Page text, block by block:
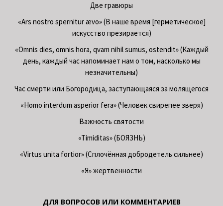
Две гравюры
«Ars nostro spernitur ævo» (В наше время [герметическое]
искусство презирается)
«Omnis dies, omnis hora, qvam nihil sumus, ostendit» (Каждый
день, каждый час напоминает нам о том, насколько мы
незначительны)
Час смерти или Богородица, заступающаяся за молящегося
«Homo interdum asperior fera» (Человек свирепее зверя)
Важность святости
«Timiditas» (БОЯЗНЬ)
«Virtus unita fortior» (Сплочённая добродетель сильнее)
«Я» жертвенности
ДЛЯ ВОПРОСОВ ИЛИ КОММЕНТАРИЕВ